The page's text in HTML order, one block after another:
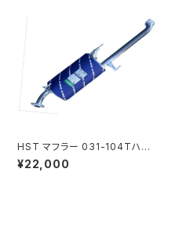
HST マフラー 031-104Tハイ
エースTRH228B(4WD)トヨタ
本体オールステンレス パイプス
¥22,000